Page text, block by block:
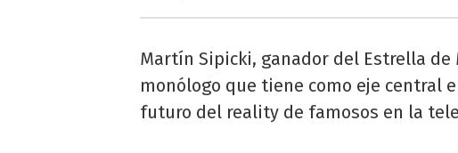
Martín Sipicki, ganador del Estrella de
monólogo que tiene como eje central
futuro del reality de famosos en la